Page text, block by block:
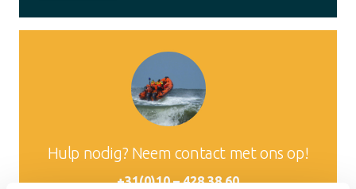
Hulp nodig? Neem contact met ons op!
+31(0)10 – 428 38 60